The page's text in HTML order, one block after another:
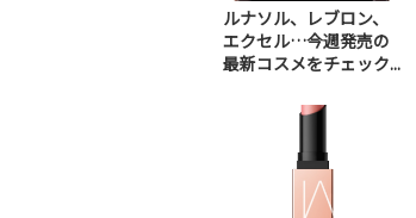
ルナソル、レブロン、
エクセル…今週発売の
最新コスメをチェック...